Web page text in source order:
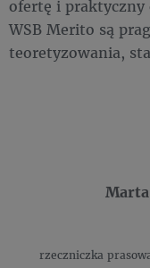
ofertę i
WSB Merito są
teoretyzowania,
rzeczniczka prasowa